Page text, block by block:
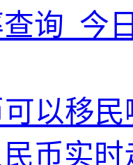
询_今
以移
币实时